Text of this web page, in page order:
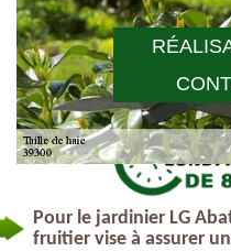
Pour le jardinier LG
fruitier vise à assurer